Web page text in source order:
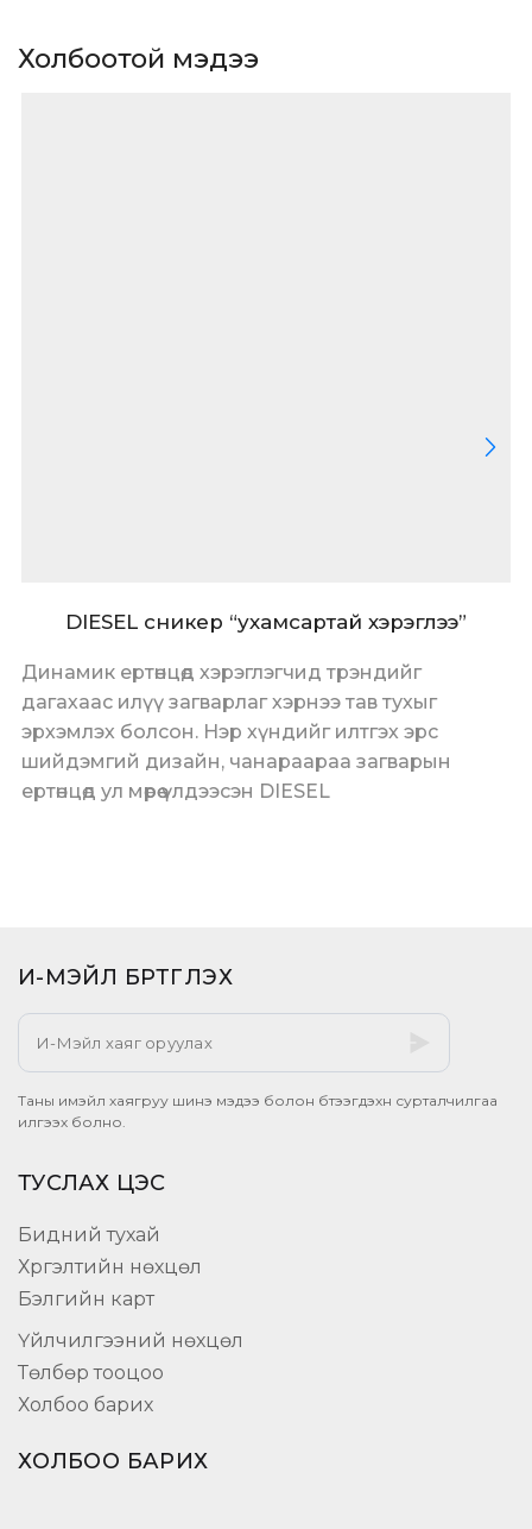
Холбоотой мэдээ
DIESEL сникер “ухамсартай хэрэглээ”
Динамик ертөнцөд хэрэглэгчид трэндийг
дагахаас илүү загварлаг хэрнээ тав тухыг
эрхэмлэх болсон. Нэр хүндийг илтгэх эрс
шийдэмгий дизайн, чанараараа загварын
ертөнцөд ул мөрөө үлдээсэн DIESEL
И-МЭЙЛ БҮРТГҮҮЛЭХ​
Таны имэйл хаягруу шинэ мэдээ болон бүтээгдэхүүн сурталчилгаа
илгээх болно.
ТУСЛАХ ЦЭС
Бидний тухай
Хүргэлтийн нөхцөл
Бэлгийн карт
Үйлчилгээний нөхцөл
Төлбөр тооцоо
Холбоо барих
ХОЛБОО БАРИХ